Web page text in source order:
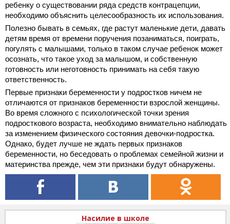
ребенку о существовании ряда средств контрацепции,
необходимо объяснить целесообразность их использования.
Полезно бывать в семьях, где растут маленькие дети, давать
детям время от времени поручения позаниматься, поиграть,
погулять с малышами, только в таком случае ребенок может
осознать, что такое уход за малышом, и собственную
готовность или неготовность принимать на себя такую
ответственность.
Первые признаки беременности у подростков ничем не
отличаются от признаков беременности взрослой женщины.
Во время сложного с психологической точки зрения
подросткового возраста, необходимо внимательно наблюдать
за изменением физического состояния девочки-подростка.
Однако, будет лучше не ждать первых признаков
беременности, но беседовать о проблемах семейной жизни и
материнства прежде, чем эти признаки будут обнаружены.
Насилие в школе